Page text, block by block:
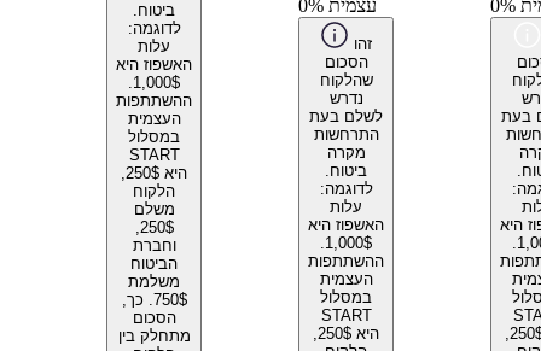
ביטוח.
לדוגמה:
עלות
האשפוז היא
ההשתתפות
העצמית
במסלול
START
הלקוח
משלם
וחברת
הביטוח
משלמת
750$. כך,
הסכום
מתחלק בין
עצמית 0%
זהו
הסכום
שהלקוח
נדרש
לשלם בעת
התרחשות
מקרה
ביטוח.
לדוגמה:
עלות
האשפוז היא
ההשתתפות
העצמית
במסלול
START
0%
בעת
היא